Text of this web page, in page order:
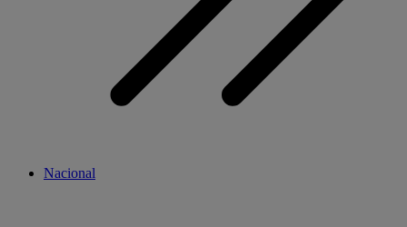
Nacional